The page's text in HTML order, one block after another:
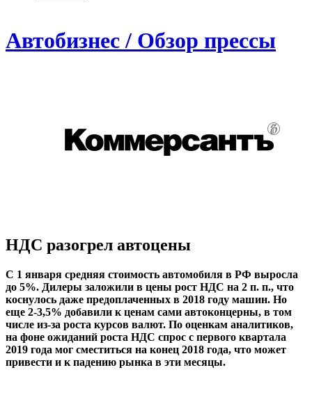
Автобизнес / Обзор прессы
НДС разогрел автоцены
С 1 января средняя стоимость автомобиля в РФ выросла
до 5%. Дилеры заложили в цены рост НДС на 2 п. п., что
коснулось даже предоплаченных в 2018 году машин. Но
еще 2-3,5% добавили к ценам сами автоконцерны, в том
числе из-за роста курсов валют. По оценкам аналитиков,
на фоне ожиданий роста НДС спрос с первого квартала
2019 года мог сместиться на конец 2018 года, что может
привести и к падению рынка в эти месяцы.